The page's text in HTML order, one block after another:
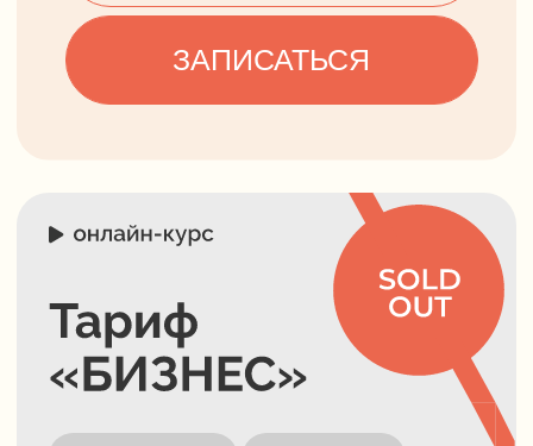
ПОЛНАЯ ПРОГРАММА
Оформите
беспроцентную
рассрочку